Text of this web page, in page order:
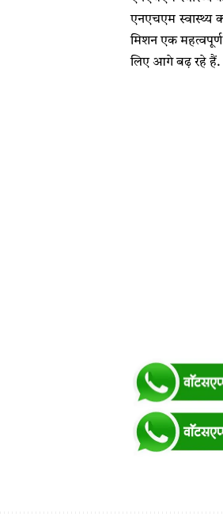
एनएचएम स्वास्थ्य
मिशन एक महत्वपूर्ण
लिए आगे बढ़ रहे हैं.